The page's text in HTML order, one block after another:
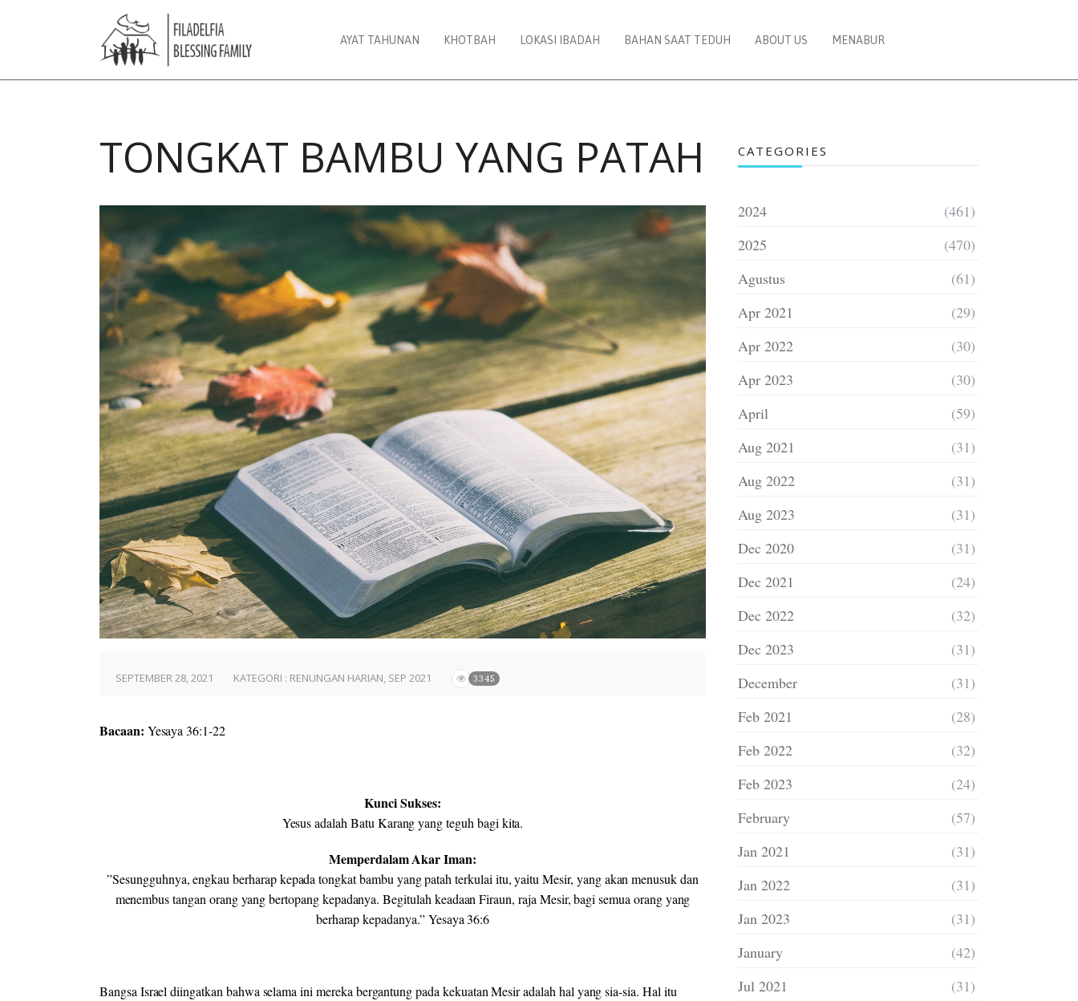
AYAT TAHUNAN KHOTBAH LOKASI IBADAH BAHAN SAAT TEDUH ABOUT US MENABUR
TONGKAT BAMBU YANG PATAH
SEPTEMBER 28, 2021 KATEGORI : RENUNGAN HARIAN, SEP 2021 3345
Bacaan: Yesaya 36:1-22
Kunci Sukses:
Yesus adalah Batu Karang yang teguh bagi kita.
Memperdalam Akar Iman:
”Sesungguhnya, engkau berharap kepada tongkat bambu yang patah terkulai itu, yaitu Mesir, yang akan menusuk dan
menembus tangan orang yang bertopang kepadanya. Begitulah keadaan Firaun, raja Mesir, bagi semua orang yang
berharap kepadanya.” Yesaya 36:6
Bangsa Israel diingatkan bahwa selama ini mereka bergantung pada kekuatan Mesir adalah hal yang sia-sia. Hal itu
CATEGORIES
2024
(461)
2025
(470)
Agustus
(61)
Apr 2021
(29)
Apr 2022
(30)
Apr 2023
(30)
April
(59)
Aug 2021
(31)
Aug 2022
(31)
Aug 2023
(31)
Dec 2020
(31)
Dec 2021
(24)
Dec 2022
(32)
Dec 2023
(31)
December
(31)
Feb 2021
(28)
Feb 2022
(32)
Feb 2023
(24)
February
(57)
Jan 2021
(31)
Jan 2022
(31)
Jan 2023
(31)
January
(42)
Jul 2021
(31)